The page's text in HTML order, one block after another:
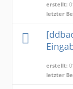
erstellt:
letzter
erstellt:
letzter